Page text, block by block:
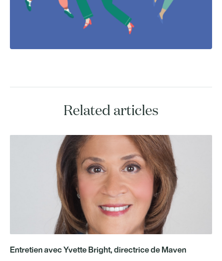
Related articles
Entretien avec Yvette Bright, directrice de Maven